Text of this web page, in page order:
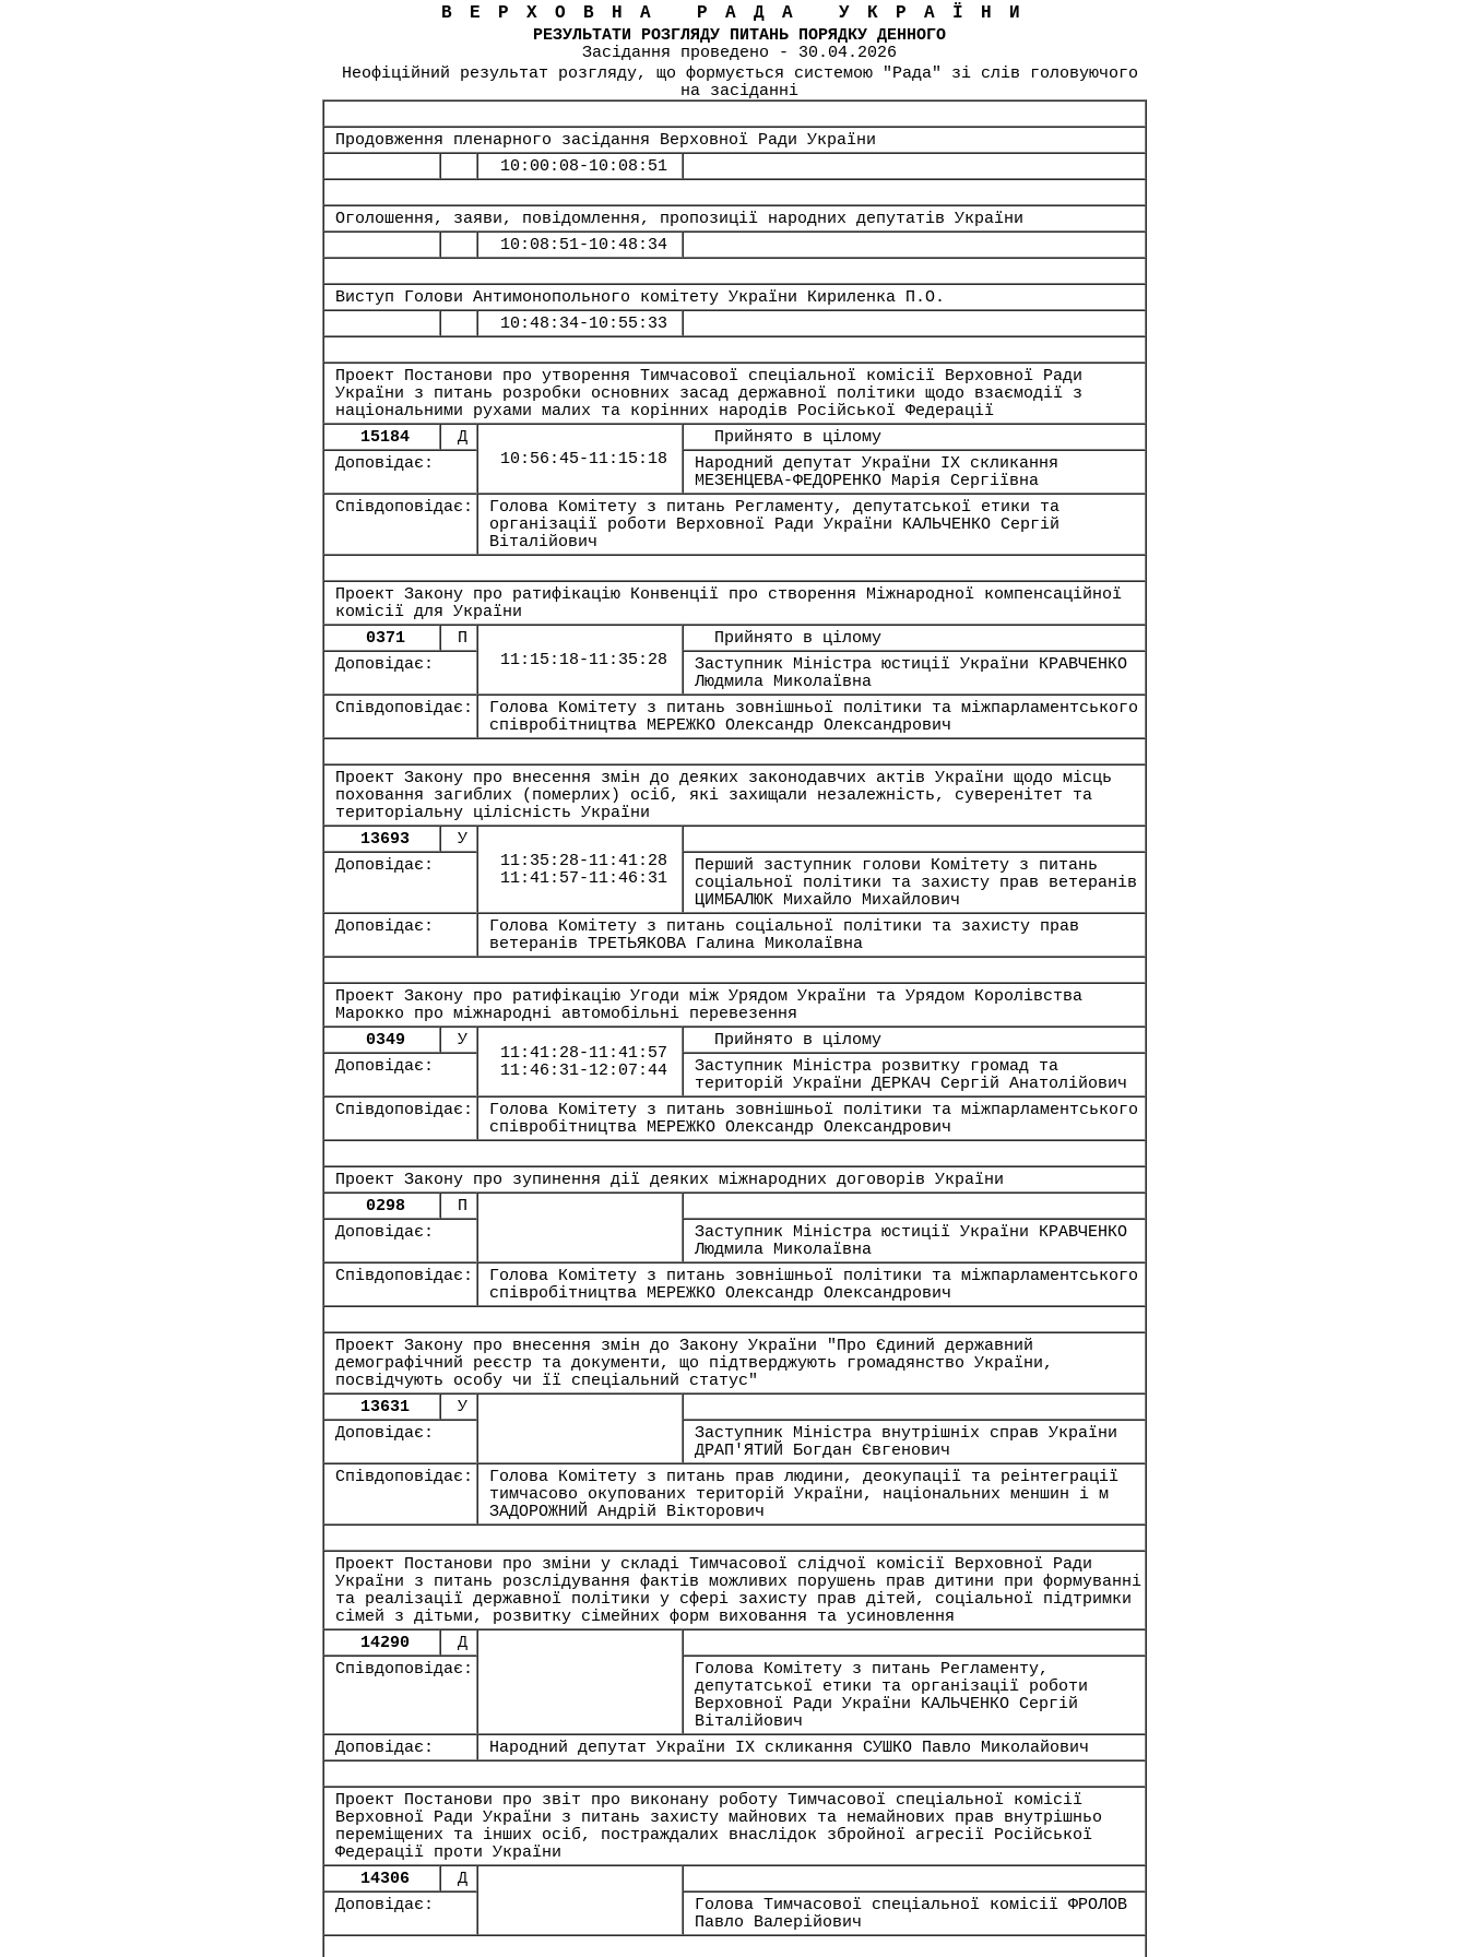
ВЕРХОВНА РАДА УКРАЇНИ
РЕЗУЛЬТАТИ РОЗГЛЯДУ ПИТАНЬ ПОРЯДКУ ДЕННОГО
Засідання проведено - 30.04.2026
Неофіційний результат розгляду, що формується сиcтемою "Рада" зі слів головуючого
на засіданні
Продовження пленарного засідання Верховної Ради України
10:00:08-10:08:51
Оголошення, заяви, повідомлення, пропозиції народних депутатів України
10:08:51-10:48:34
Виступ Голови Антимонопольного комітету України Кириленка П.О.
10:48:34-10:55:33
Проект Постанови про утворення Тимчасової спеціальної комісії Верховної Ради
України з питань розробки основних засад державної політики щодо взаємодії з
національними рухами малих та корінних народів Російської Федерації
15184
Д
10:56:45-11:15:18
Прийнято в цілому
Доповідає:
Народний депутат України IX скликання
МЕЗЕНЦЕВА-ФЕДОРЕНКО Марія Сергіївна
Співдоповідає:
Голова Комітету з питань Регламенту, депутатської етики та
організації роботи Верховної Ради України КАЛЬЧЕНКО Сергій
Віталійович
Проект Закону про ратифікацію Конвенції про створення Міжнародної компенсаційної
комісії для України
0371
П
11:15:18-11:35:28
Прийнято в цілому
Доповідає:
Заступник Міністра юстиції України КРАВЧЕНКО
Людмила Миколаївна
Співдоповідає:
Голова Комітету з питань зовнішньої політики та міжпарламентського
співробітництва МЕРЕЖКО Олександр Олександрович
Проект Закону про внесення змін до деяких законодавчих актів України щодо місць
поховання загиблих (померлих) осіб, які захищали незалежність, суверенітет та
територіальну цілісність України
13693
У
11:35:28-11:41:28
11:41:57-11:46:31
Доповідає:
Перший заступник голови Комітету з питань
соціальної політики та захисту прав ветеранів
ЦИМБАЛЮК Михайло Михайлович
Доповідає:
Голова Комітету з питань соціальної політики та захисту прав
ветеранів ТРЕТЬЯКОВА Галина Миколаївна
Проект Закону про ратифікацію Угоди між Урядом України та Урядом Королівства
Марокко про міжнародні автомобільні перевезення
0349
У
11:41:28-11:41:57
11:46:31-12:07:44
Прийнято в цілому
Доповідає:
Заступник Міністра розвитку громад та
територій України ДЕРКАЧ Сергій Анатолійович
Співдоповідає:
Голова Комітету з питань зовнішньої політики та міжпарламентського
співробітництва МЕРЕЖКО Олександр Олександрович
Проект Закону про зупинення дії деяких міжнародних договорів України
0298
П
Доповідає:
Заступник Міністра юстиції України КРАВЧЕНКО
Людмила Миколаївна
Співдоповідає:
Голова Комітету з питань зовнішньої політики та міжпарламентського
співробітництва МЕРЕЖКО Олександр Олександрович
Проект Закону про внесення змін до Закону України "Про Єдиний державний
демографічний реєстр та документи, що підтверджують громадянство України,
посвідчують особу чи її спеціальний статус"
13631
У
Доповідає:
Заступник Міністра внутрішніх справ України
ДРАП'ЯТИЙ Богдан Євгенович
Співдоповідає:
Голова Комітету з питань прав людини, деокупації та реінтеграції
тимчасово окупованих територій України, національних меншин і м
ЗАДОРОЖНИЙ Андрій Вікторович
Проект Постанови про зміни у складі Тимчасової слідчої комісії Верховної Ради
України з питань розслідування фактів можливих порушень прав дитини при формуванні
та реалізації державної політики у сфері захисту прав дітей, соціальної підтримки
сімей з дітьми, розвитку сімейних форм виховання та усиновлення
14290
Д
Співдоповідає:
Голова Комітету з питань Регламенту,
депутатської етики та організації роботи
Верховної Ради України КАЛЬЧЕНКО Сергій
Віталійович
Доповідає:
Народний депутат України IX скликання СУШКО Павло Миколайович
Проект Постанови про звіт про виконану роботу Тимчасової спеціальної комісії
Верховної Ради України з питань захисту майнових та немайнових прав внутрішньо
переміщених та інших осіб, постраждалих внаслідок збройної агресії Російської
Федерації проти України
14306
Д
Доповідає:
Голова Тимчасової спеціальної комісії ФРОЛОВ
Павло Валерійович